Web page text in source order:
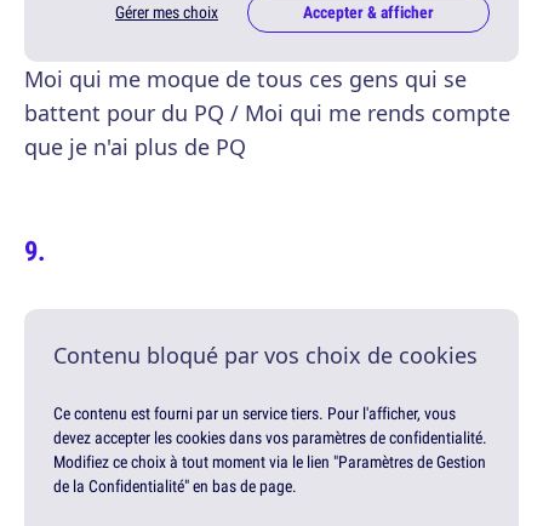
Gérer mes choix Accepter & afficher
Moi qui me moque de tous ces gens qui se
battent pour du PQ / Moi qui me rends compte
que je n'ai plus de PQ
Contenu bloqué par vos choix de cookies
Ce contenu est fourni par un service tiers. Pour l'afficher, vous
devez accepter les cookies dans vos paramètres de confidentialité.
Modifiez ce choix à tout moment via le lien "Paramètres de Gestion
de la Confidentialité" en bas de page.